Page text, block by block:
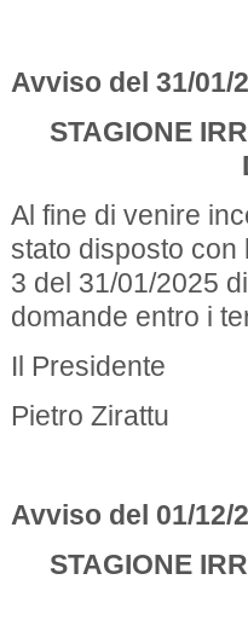
Avviso del 31/01/
STAGIONE
Al fine di venire
stato disposto con
3 del 31/01/2025
domande entro i
Il Presidente
Pietro Zirattu
Avviso del 01/12/
STAGIONE